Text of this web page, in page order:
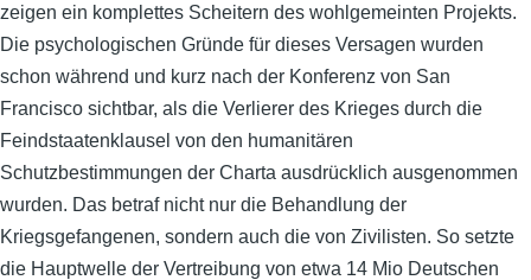
zeigen ein komplettes Scheitern des wohlgemeinten Projekts.
Die psychologischen Gründe für dieses Versagen wurden
schon während und kurz nach der Konferenz von San
Francisco sichtbar, als die Verlierer des Krieges durch die
Feindstaatenklausel von den humanitären
Schutzbestimmungen der Charta ausdrücklich ausgenommen
wurden. Das betraf nicht nur die Behandlung der
Kriegsgefangenen, sondern auch die von Zivilisten. So setzte
die Hauptwelle der Vertreibung von etwa 14 Mio Deutschen